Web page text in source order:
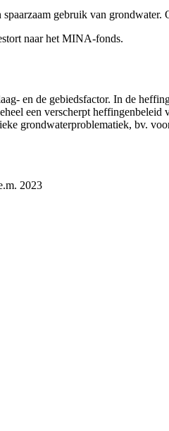
gebruik van
naar het MINA-fonds.
en de gebiedsfactor. In de
een verscherpt
grondwaterproblematiek, bv.
2023